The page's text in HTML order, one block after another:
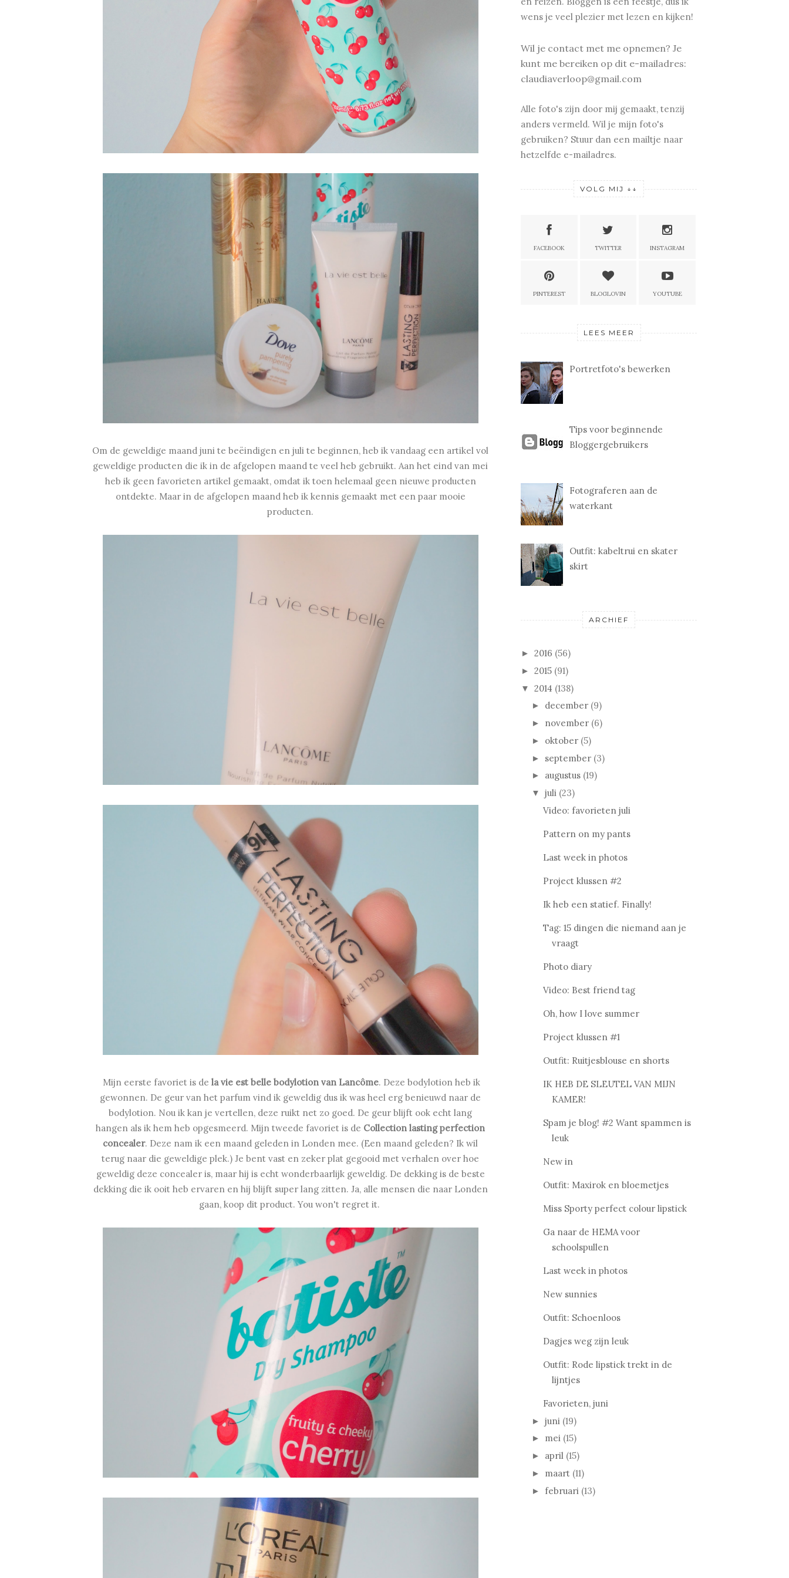
Om de geweldige maand juni te beëindigen en juli te beginnen, heb ik vandaag een artikel vol
geweldige producten die ik in de afgelopen maand te veel heb gebruikt. Aan het eind van mei
heb ik geen favorieten artikel gemaakt, omdat ik toen helemaal geen nieuwe producten
ontdekte. Maar in de afgelopen maand heb ik kennis gemaakt met een paar mooie
producten.
Mijn eerste favoriet is de la vie est belle bodylotion van Lancôme. Deze bodylotion heb ik
gewonnen. De geur van het parfum vind ik geweldig dus ik was heel erg benieuwd naar de
bodylotion. Nou ik kan je vertellen, deze ruikt net zo goed. De geur blijft ook echt lang
hangen als ik hem heb opgesmeerd. Mijn tweede favoriet is de Collection lasting perfection
concealer. Deze nam ik een maand geleden in Londen mee. (Een maand geleden? Ik wil
terug naar die geweldige plek.) Je bent vast en zeker plat gegooid met verhalen over hoe
geweldig deze concealer is, maar hij is echt wonderbaarlijk geweldig. De dekking is de beste
dekking die ik ooit heb ervaren en hij blijft super lang zitten. Ja, alle mensen die naar Londen
gaan, koop dit product. You won't regret it.
wens je veel plezier met lezen en kijken!
Wil je contact met me opnemen? Je
kunt me bereiken op dit e-mailadres:
claudiaverloop@gmail.com
Alle foto's zijn door mij gemaakt, tenzij
anders vermeld. Wil je mijn foto's
gebruiken? Stuur dan een mailtje naar
hetzelfde e-mailadres.
VOLG MIJ ↓↓
FACEBOOK TWITTER INSTAGRAM
PINTEREST BLOGLOVIN YOUTUBE
LEES MEER
Portretfoto's bewerken
Tips voor beginnende
Bloggergebruikers
Fotograferen aan de
waterkant
Outfit: kabeltrui en skater
skirt
ARCHIEF
► 2016 (56)
► 2015 (91)
▼ 2014 (138)
► december (9)
► november (6)
► oktober (5)
► september (3)
► augustus (19)
▼ juli (23)
Video: favorieten juli
Pattern on my pants
Last week in photos
Project klussen #2
Ik heb een statief. Finally!
Tag: 15 dingen die niemand aan je
vraagt
Photo diary
Video: Best friend tag
Oh, how I love summer
Project klussen #1
Outfit: Ruitjesblouse en shorts
IK HEB DE SLEUTEL VAN MIJN
KAMER!
Spam je blog! #2 Want spammen is
leuk
New in
Outfit: Maxirok en bloemetjes
Miss Sporty perfect colour lipstick
Ga naar de HEMA voor
schoolspullen
Last week in photos
New sunnies
Outfit: Schoenloos
Dagjes weg zijn leuk
Outfit: Rode lipstick trekt in de
lijntjes
Favorieten, juni
► juni (19)
► mei (15)
► april (15)
► maart (11)
► februari (13)